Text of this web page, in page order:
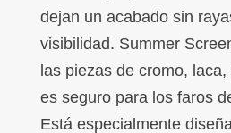
dejan un acabado sin
visibilidad. Summer
las piezas de cromo,
es seguro para los faros
Está especialmente